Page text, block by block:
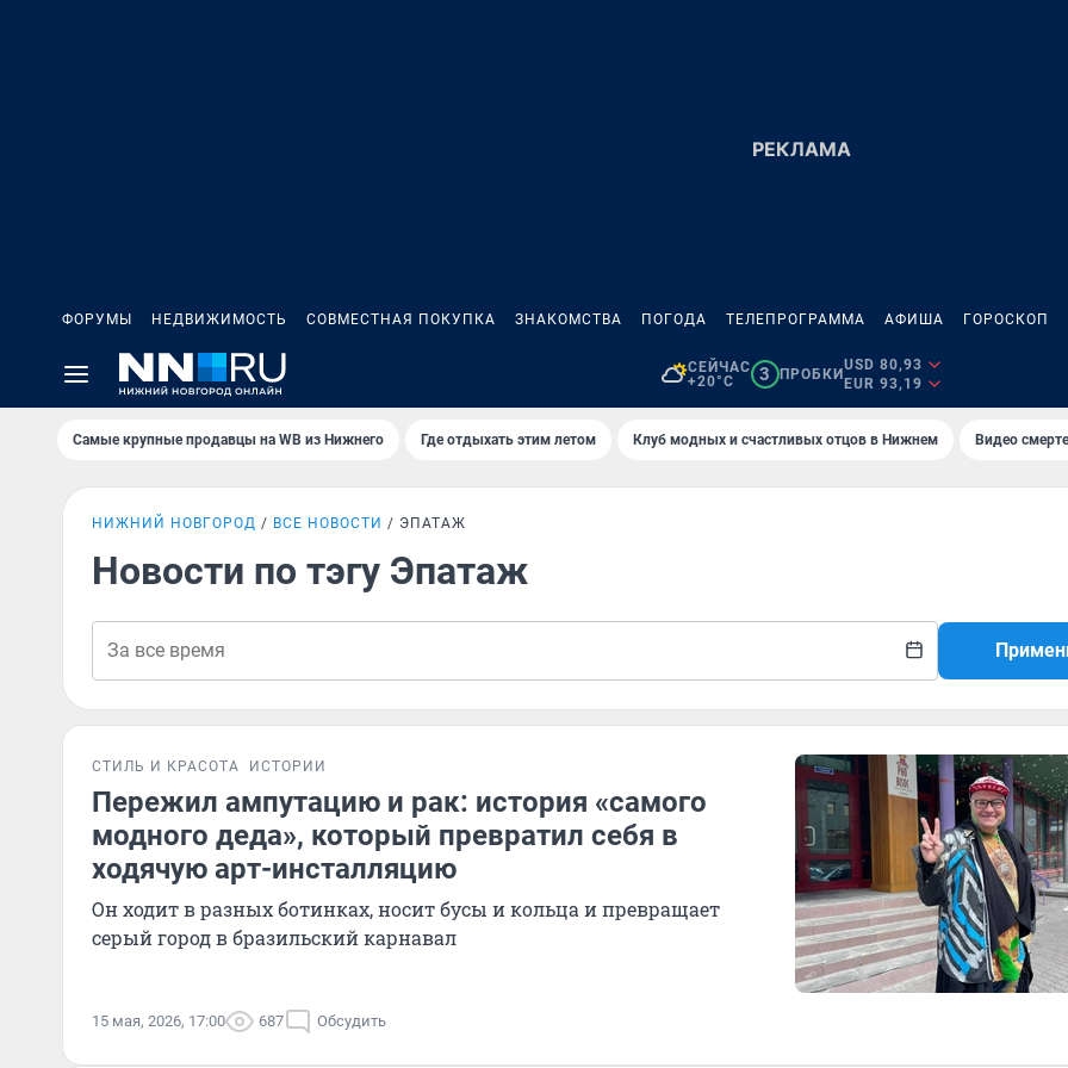
ФОРУМЫ НЕДВИЖИМОСТЬ СОВМЕСТНАЯ ПОКУПКА ЗНАКОМСТВА ПОГОДА ТЕЛЕПРОГРАММА АФИША ГОРОСКОП
СЕЙЧАС
+20°C
3 ПРОБКИ
USD 80,93
EUR 93,19
Самые крупные продавцы на WB из Нижнего Где отдыхать этим летом Клуб модных и счастливых отцов в Нижнем Видео
НИЖНИЙ НОВГОРОД ВСЕ НОВОСТИ ЭПАТАЖ
Новости по тэгу Эпатаж
СТИЛЬ И КРАСОТА ИСТОРИИ
Пережил ампутацию и рак: история «самого
модного деда», который превратил себя в
ходячую арт-инсталляцию
Он ходит в разных ботинках, носит бусы и кольца и превращает
серый город в бразильский карнавал
15 мая, 2026, 17:00 687 Обсудить